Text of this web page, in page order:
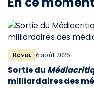
Revue 6 août 2026
Sortie du
milliardaires des